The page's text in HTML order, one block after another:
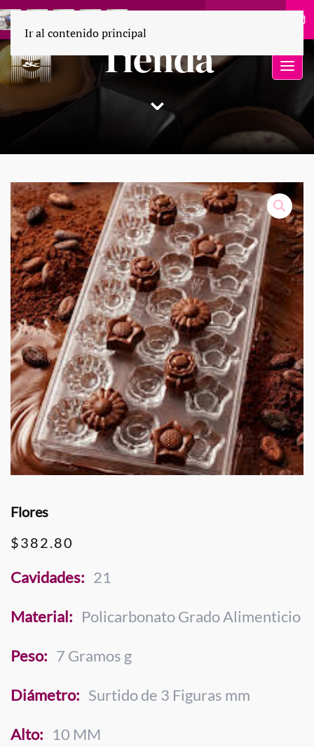
Tienda
⌄
Ir al contenido principal
Flores
$382.80
Cavidades: 21
Material: Policarbonato Grado Alimenticio
Peso: 7 Gramos g
Diámetro: Surtido de 3 Figuras mm
Alto: 10 MM